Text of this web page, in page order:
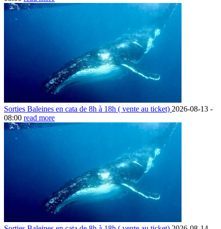
Sorties Baleines en cata de 8h à 18h ( vente au ticket) 2026-08-13 -
08:00 read more